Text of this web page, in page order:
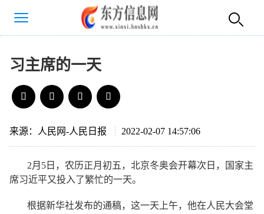
习主席的一天
来源：人民网-人民日报 2022-02-07 14:57:06
2月5日，农历正月初五，北京冬奥会开幕次日，国家主
席习近平又投入了繁忙的一天。
根据新华社发布的通稿，这一天上午，他在人民大会堂